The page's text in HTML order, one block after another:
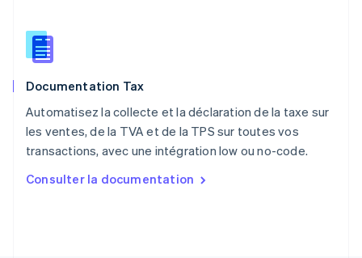
Documentation Tax
Automatisez la collecte et la déclaration de la taxe sur
les ventes, de la TVA et de la TPS sur toutes vos
transactions, avec une intégration low ou no-code.
Consulter la documentation
République tchèque
English
English
Royaume-Uni
Singapour
English简体中文
English